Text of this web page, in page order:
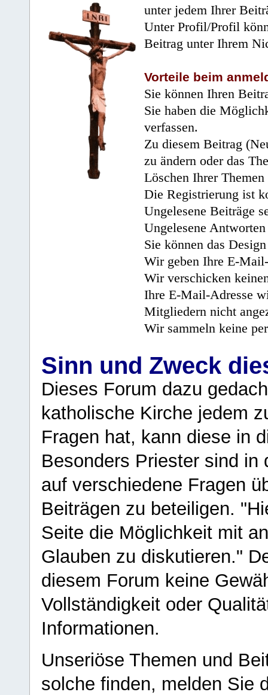
unter jedem Ihrer
Unter Profil/Profil
Beitrag unter Ihrem
Vorteile beim
Sie können Ihren
Sie haben die
verfassen.
Zu diesem Beitrag
zu ändern oder das
Löschen Ihrer
Die Registrierung ist
Ungelesene Beiträge
Ungelesene
Sie können das
Wir geben Ihre E-
Wir verschicken
Ihre E-Mail-Adresse
Mitgliedern nicht
Wir sammeln keine
Sinn und Zweck
Dieses Forum dazu
katholische Kirche jedem
Fragen hat, kann diese in
Besonders Priester sind in
auf verschiedene Fragen
Beiträgen zu beteiligen.
Seite die Möglichkeit mit
Glauben zu diskutieren."
diesem Forum keine
Vollständigkeit oder
Informationen.
Unseriöse Themen und
solche finden, melden Sie